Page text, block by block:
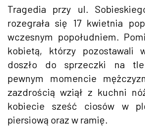
Tragedia przy ul.
rozegrała się 17 kwietnia
wczesnym popołudniem.
kobietą, którzy pozostawali
doszło do sprzeczki na
pewnym momencie
zazdrością wziął z kuchni
kobiecie sześć ciosów w
piersiową oraz w ramię.